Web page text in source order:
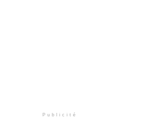
Publicité